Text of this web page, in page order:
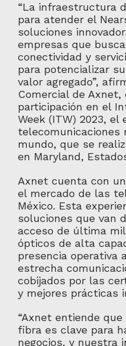
“La infraestructura
para atender el
soluciones
empresas que
conectividad y
para potencializar
valor agregado”,
Comercial de
participación en el
Week (ITW) 2023, el
mundo, que se
en Maryland,
Axnet cuenta con
el mercado de las
México. Esta
soluciones que van
acceso de última
ópticos de alta
presencia operativa
estrecha
cobijados por las
y mejores prácticas
“Axnet entiende
fibra es clave para
negocios, y nuestra